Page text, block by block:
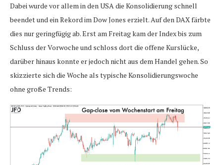
Dabei wurde vor allem in den USA die Konsolidierung schnell
beendet und ein Rekord im Dow Jones erzielt. Auf den DAX färbte
dies nur geringfügig ab. Erst am Freitag kam der Index bis zum
Schluss der Vorwoche und schloss dort die offene Kurslücke,
darüber hinaus konnte er jedoch nicht aus dem Handel gehen. So
skizzierte sich die Woche als typische Konsolidierungswoche
ohne große Trends: